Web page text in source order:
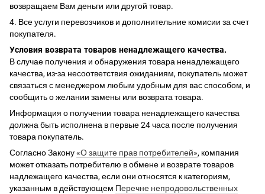
возвращаем Вам деньги или другой товар.
4. Все услуги перевозчиков и дополнительние комисии за счет
покупателя.
Условия возврата товаров ненадлежащего качества.
В случае получения и обнаружения товара ненадлежащего
качества, из-за несоответствия ожиданиям, покупатель может
связаться с менеджером любым удобным для вас способом, и
сообщить о желании замены или возврата товара.
Информация о получении товара ненадлежащего качества
должна быть исполнена в первые 24 часа после получения
товара покупатель.
Согласно Закону«О защите прав потребителей», компания
может отказать потребителю в обмене и возврате товаров
надлежащего качества, если они относятся к категориям,
указанным в действующем Перечне непродовольственных